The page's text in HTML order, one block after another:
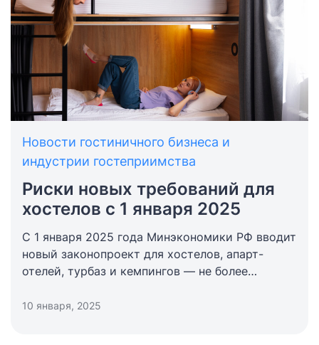
Новости гостиничного бизнеса и
индустрии гостеприимства
Риски новых требований для
хостелов с 1 января 2025
С 1 января 2025 года Минэкономики РФ вводит
новый законопроект для хостелов, апарт-
отелей, турбаз и кемпингов — не более
количества санузлов в 2 раза.
10 января, 2025